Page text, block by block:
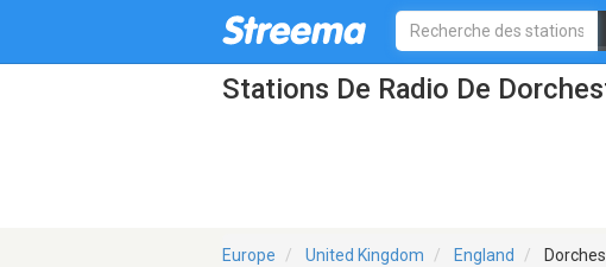
Stations De Radio De
Europe United Kingdom England